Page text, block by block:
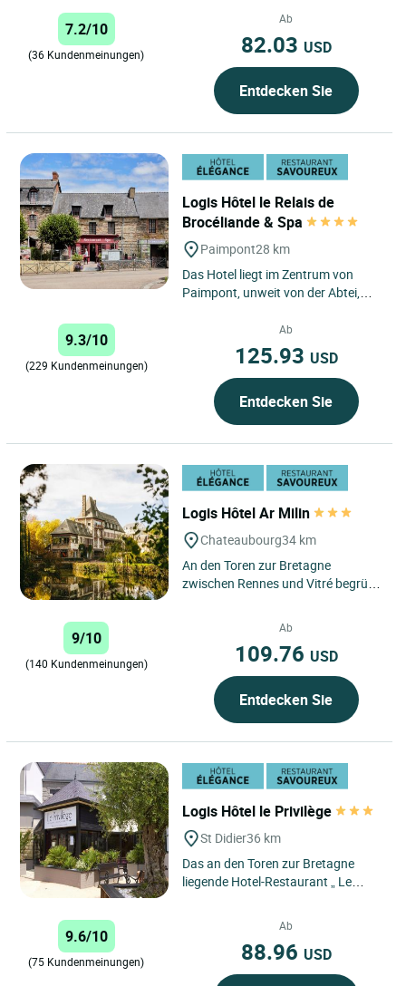
und unterschiedlich...
7.2/10
(36 Kundenmeinungen)
Ab
82.03 USD
Entdecken Sie
Logis Hôtel le Relais de
Brocéliande & Spa
Paimpont28 km
Das Hotel liegt im Zentrum von
Paimpont, unweit von der Abtei,
renoviert. Das „Relais de
Brocéliande“...
9.3/10
(229 Kundenmeinungen)
Ab
125.93 USD
Entdecken Sie
Logis Hôtel Ar Milin
Chateaubourg34 km
An den Toren zur Bretagne
zwischen Rennes und Vitré begrüßt
9/10
(140 Kundenmeinungen)
Ab
109.76 USD
Entdecken Sie
Logis Hôtel le Privilège
St Didier36 km
Das an den Toren zur Bretagne
liegende Hotel-Restaurant „ Le
9.6/10
(75 Kundenmeinungen)
Ab
88.96 USD